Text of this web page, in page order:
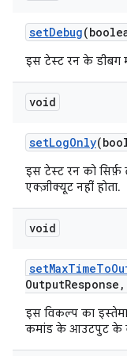
setDebug
इस टेस्ट रन के डीबग
void
setLogOnly
इस टेस्ट रन को
एक्ज़ीक्यूट नहीं होता.
void
setMaxTimeTo
OutputResponse ,
इस विकल्प का
कमांड के आउटपुट के